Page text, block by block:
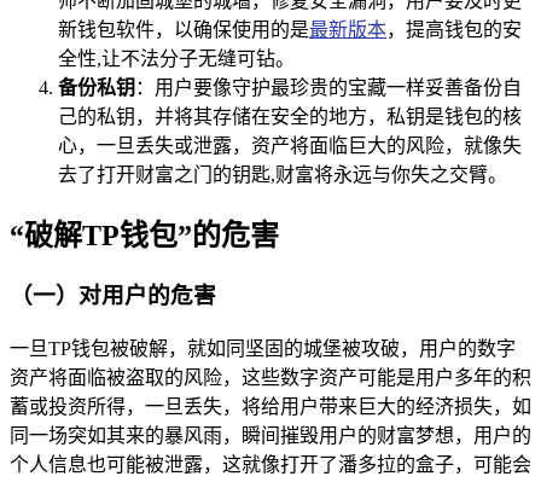
新钱包软件，以确保使用的是最新版本，提高钱包的安
全性,让不法分子无缝可钻。
备份私钥 ：用户要像守护最珍贵的宝藏一样妥善备份自
己的私钥，并将其存储在安全的地方，私钥是钱包的核
心，一旦丢失或泄露，资产将面临巨大的风险，就像失
去了打开财富之门的钥匙,财富将永远与你失之交臂。
“破解TP钱包”的危害
（一）对用户的危害
一旦TP钱包被破解，就如同坚固的城堡被攻破，用户的数字
资产将面临被盗取的风险，这些数字资产可能是用户多年的积
蓄或投资所得，一旦丢失，将给用户带来巨大的经济损失，如
同一场突如其来的暴风雨，瞬间摧毁用户的财富梦想，用户的
个人信息也可能被泄露，这就像打开了潘多拉的盒子，可能会